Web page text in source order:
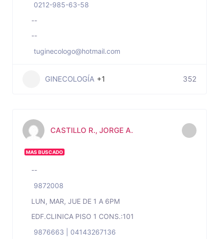
0212-985-63-58
--
--
tuginecologo@hotmail.com
GINECOLOGÍA +1 352
CASTILLO R., JORGE A.
MAS BUSCADO
--
9872008
LUN, MAR, JUE DE 1 A 6PM
EDF.CLINICA PISO 1 CONS.:101
9876663 | 04143267136